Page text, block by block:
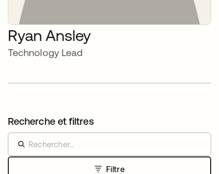
Ryan Ansley
Technology Lead
Recherche et filtres
Filtre